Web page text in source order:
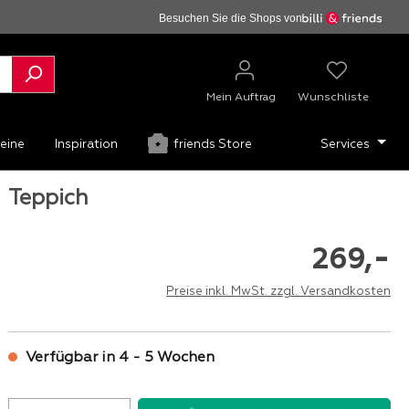
Besuchen Sie die Shops von
Mein Auftrag Wunschliste
Inspiration friends Store Services
Teppich
269,-
Preise inkl. MwSt. zzgl. Versandkosten
Verfügbar in 4 - 5 Wochen